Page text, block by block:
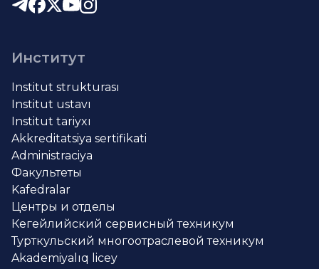
Институт
Institut strukturası
Institut ustavı
Institut tariyxı
Akkreditatsiya sertifikati
Administraciya
Факультеты
Kafedralar
Центры и отделы
Кегейлийский сервисный техникум
Турткульский многоотраслевой техникум
Akademiyalıq licey